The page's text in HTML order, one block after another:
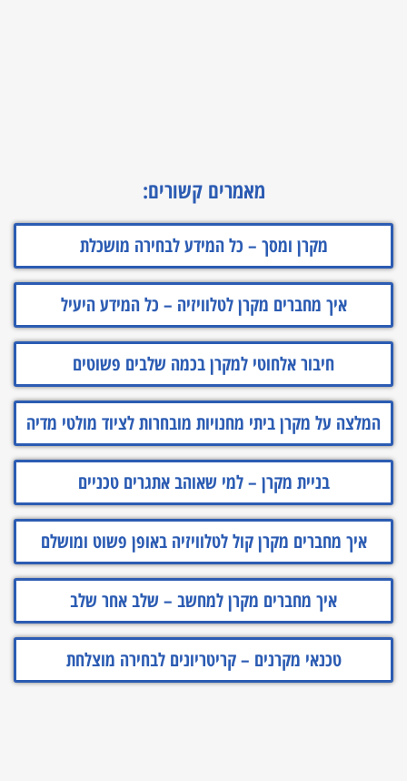
מאמרים קשורים:
מקרן ומסך – כל המידע לבחירה מושכלת
איך מחברים מקרן לטלוויזיה – כל המידע היעיל
חיבור אלחוטי למקרן בכמה שלבים פשוטים
המלצה על מקרן ביתי מחנויות מובחרות לציוד מולטי מדיה
בניית מקרן – למי שאוהב אתגרים טכניים
איך מחברים מקרן קול לטלוויזיה באופן פשוט ומושלם
איך מחברים מקרן למחשב – שלב אחר שלב
טכנאי מקרנים – קריטריונים לבחירה מוצלחת